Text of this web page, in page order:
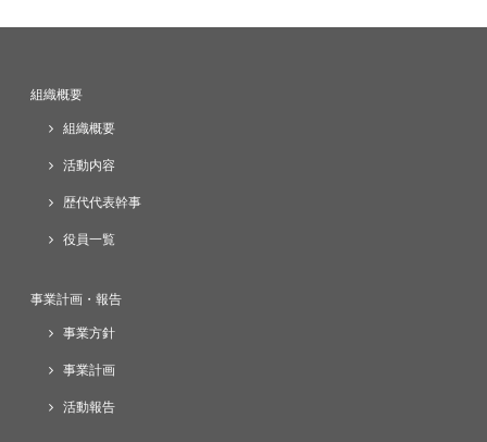
組織概要
組織概要
活動内容
歴代代表幹事
役員一覧
事業計画・報告
事業方針
事業計画
活動報告